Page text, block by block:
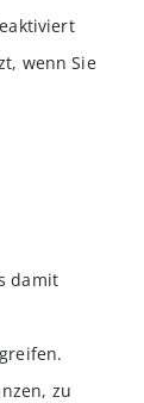
wenn Sie
damit
zu